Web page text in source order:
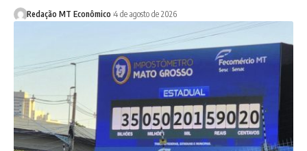
Redação MT Econômico 4 de agosto de 2026